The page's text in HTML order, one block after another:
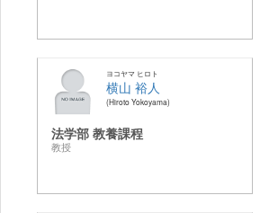
ヨコヤマ ヒロト
横山 裕人
Hiroto Yokoyama
法学部 教養課程
教授